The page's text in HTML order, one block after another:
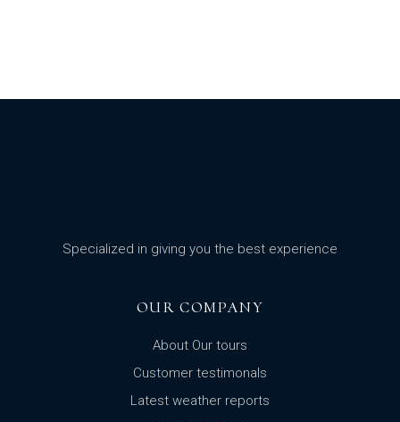
Specialized in giving you the best experience
OUR COMPANY
About Our tours
Customer testimonals
Latest weather reports